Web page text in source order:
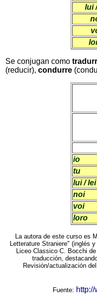
lui
Se conjugan como
(reducir), condurre
io
tu
lui / lei
noi
voi
loro
La autora de este curso es
Letterature Straniere" (inglés
Liceo Classico C. Bocchi
traducción,
Revisión/actualización
Fuente: